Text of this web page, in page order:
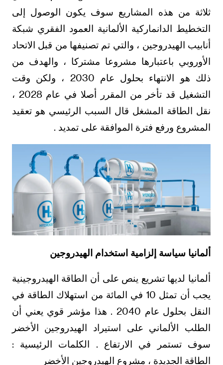
ثلاثة من هذه المشاريع سوف يكون الوصول إلى
التخطيط الدانماركية الألمانية العمود الفقري شبكة
أنابيب الهيدروجين ، والتي تم تصنيفها من قبل الاتحاد
الأوروبي باعتبارها مشروعا مشتركا ، والهدف من
ذلك هو الانتهاء بحلول عام 2030 ، ولكن وقت
التشغيل قد تأخر من المقرر أصلا في عام 2028 ،
نقل الطاقة المشغل قال السبب الرئيسي هو تعقيد
المشروع ورفع فترة الموافقة على تمديد .
ألمانيا سياسة إلزامية استخدام الهيدروجين
ألمانيا لديها تشريع ينص على أن الطاقة الهيدروجينية
يجب أن تمثل 10 في المائة من استهلاك الطاقة في
النقل بحلول عام 2040 . هذا مؤشر قوي يعني أن
الطلب الألماني على استيراد الهيدروجين الأخضر
سوف تستمر في الارتفاع . الكلمات الرئيسية :
الطاقة الجديدة ، مشروع الهيدروجين الأخضر